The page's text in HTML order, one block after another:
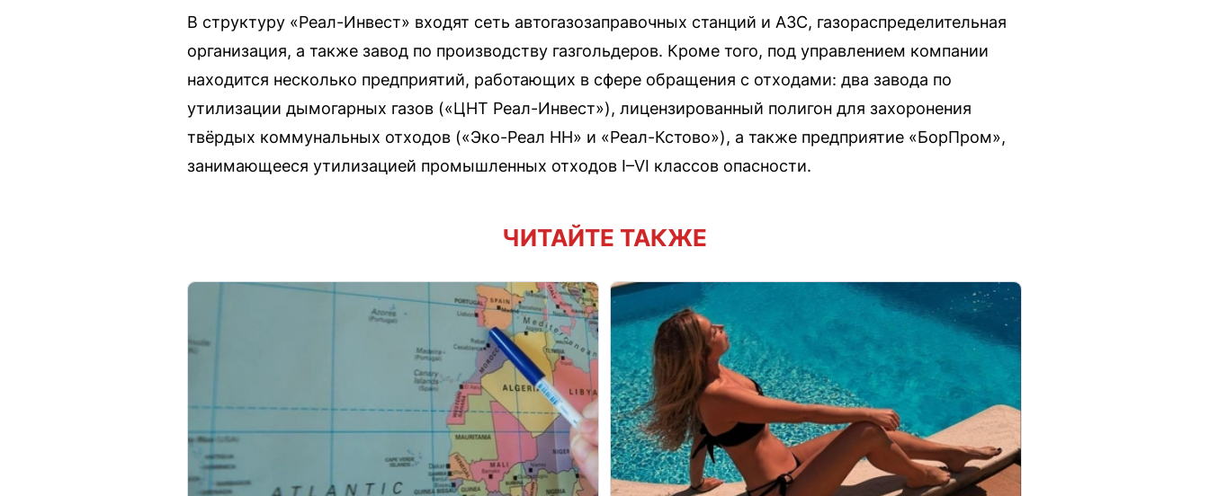
В структуру «Реал-Инвест» входят сеть автогазозаправочных станций и АЗС, газораспределительная
организация, а также завод по производству газгольдеров. Кроме того, под управлением компании
находится несколько предприятий, работающих в сфере обращения с отходами: два завода по
утилизации дымогарных газов («ЦНТ Реал-Инвест»), лицензированный полигон для захоронения
твёрдых коммунальных отходов («Эко-Реал НН» и «Реал-Кстово»), а также предприятие «БорПром»,
занимающееся утилизацией промышленных отходов I–VI классов опасности.
ЧИТАЙТЕ ТАКЖЕ